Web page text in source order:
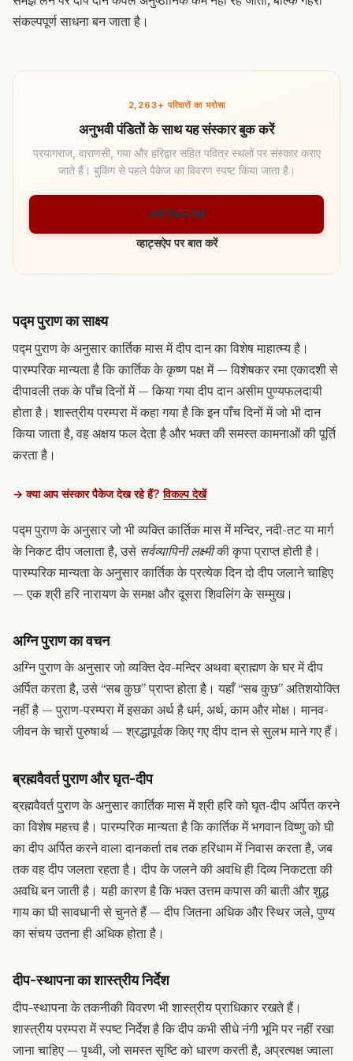
संकल्पपूर्ण साधना बन जाता है।
2,263+ परिवारों का भरोसा
अनुभवी पंडितों के साथ यह संस्कार बुक करें
प्रयागराज, वाराणसी, गया और हरिद्वार सहित पवित्र स्थलों पर संस्कार कराए
जाते हैं। बुकिंग से पहले पैकेज का विवरण स्पष्ट किया जाता है।
सभी पैकेज देखें
व्हाट्सऐप पर बात करें
पद्म पुराण का साक्ष्य
पद्म पुराण के अनुसार कार्तिक मास में दीप दान का विशेष माहात्म्य है।
पारम्परिक मान्यता है कि कार्तिक के कृष्ण पक्ष में — विशेषकर रमा एकादशी से
दीपावली तक के पाँच दिनों में — किया गया दीप दान असीम पुण्यफलदायी
होता है। शास्त्रीय परम्परा में कहा गया है कि इन पाँच दिनों में जो भी दान
किया जाता है, वह अक्षय फल देता है और भक्त की समस्त कामनाओं की पूर्ति
करता है।
→ क्या आप संस्कार पैकेज देख रहे हैं?विकल्प देखें
पद्म पुराण के अनुसार जो भी व्यक्ति कार्तिक मास में मन्दिर, नदी-तट या मार्ग
के निकट दीप जलाता है, उसे सर्वव्यापिनी लक्ष्मीकी कृपा प्राप्त होती है।
पारम्परिक मान्यता के अनुसार कार्तिक के प्रत्येक दिन दो दीप जलाने चाहिए
— एक श्री हरि नारायण के समक्ष और दूसरा शिवलिंग के सम्मुख।
अग्नि पुराण का वचन
अग्नि पुराण के अनुसार जो व्यक्ति देव-मन्दिर अथवा ब्राह्मण के घर में दीप
अर्पित करता है, उसे “सब कुछ” प्राप्त होता है। यहाँ “सब कुछ” अतिशयोक्ति
नहीं है — पुराण-परम्परा में इसका अर्थ है धर्म, अर्थ, काम और मोक्ष। मानव-
जीवन के चारों पुरुषार्थ — श्रद्धापूर्वक किए गए दीप दान से सुलभ माने गए हैं।
ब्रह्मवैवर्त पुराण और घृत-दीप
ब्रह्मवैवर्त पुराण के अनुसार कार्तिक मास में श्री हरि को घृत-दीप अर्पित करने
का विशेष महत्त्व है। पारम्परिक मान्यता है कि कार्तिक में भगवान विष्णु को घी
का दीप अर्पित करने वाला दानकर्ता तब तक हरिधाम में निवास करता है, जब
तक वह दीप जलता रहता है। दीप के जलने की अवधि ही दिव्य निकटता की
अवधि बन जाती है। यही कारण है कि भक्त उत्तम कपास की बाती और शुद्ध
गाय का घी सावधानी से चुनते हैं — दीप जितना अधिक और स्थिर जले, पुण्य
का संचय उतना ही अधिक होता है।
दीप-स्थापना का शास्त्रीय निर्देश
दीप-स्थापना के तकनीकी विवरण भी शास्त्रीय प्राधिकार रखते हैं।
शास्त्रीय परम्परा में स्पष्ट निर्देश है कि दीप कभी सीधे नंगी भूमि पर नहीं रखा
जाना चाहिए — पृथ्वी, जो समस्त सृष्टि को धारण करती है, अप्रत्यक्ष ज्वाला